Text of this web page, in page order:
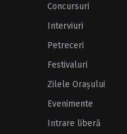
Concursuri
Interviuri
Petreceri
Festivaluri
Zilele Oraşului
Evenimente
Intrare liberă